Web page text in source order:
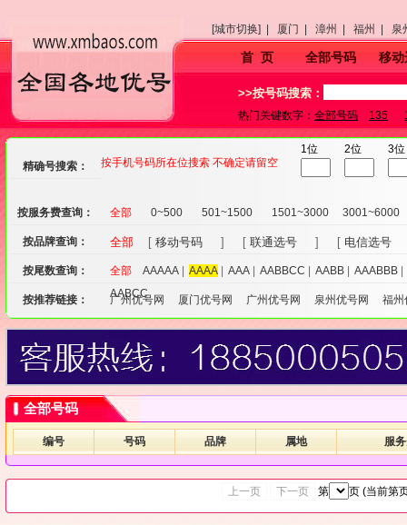
[城市切换] | 厦门 | 漳州 | 福州 |
首 页 全部号码 移动
>>按号码搜索：
热门关键数字： 全部号码 135
精确号搜索： 按手机号码所在位搜索 不确定请留空
1位 2位 3位
按服务费查询： 全部 0~500 501~1500 1501~3000 3001~6000
按品牌查询： 全部 [ 移动号码 ] [ 联通选号 ] [ 电信选号
按尾数查询： 全部 AAAAA AAAA AAA AABBCC AABB AAABBB
AABCC
按推荐链接： 广州优号网 厦门优号网 广州优号网 泉州优号网 福州
全部号码
编号 号码 品牌 属地 服
上一页 下一页 第 页 (当前第